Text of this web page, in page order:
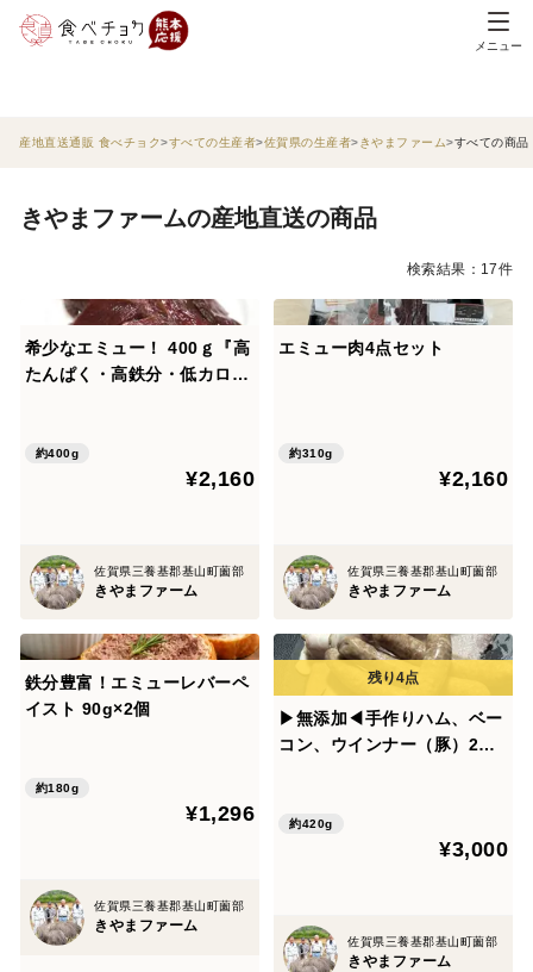
メニュー
産地直送通販 食べチョク すべての生産者 佐賀県の生産者 きやまファーム すべての商品
きやまファームの産地直送の商品
検索結果：17件
希少なエミュー！ 400ｇ『高
たんぱく・高鉄分・低カロリ
約400g
¥2,160
佐賀県三養基郡基山町薗部
きやまファーム
エミュー肉4点セット
約310g
¥2,160
佐賀県三養基郡基山町薗部
きやまファーム
鉄分豊富！エミューレバーペ
イスト 90g×2個
約180g
¥1,296
佐賀県三養基郡基山町薗部
きやまファーム
▶無添加◀手作りハム、ベー
コン、ウインナー（豚）2セ
約420g
¥3,000
佐賀県三養基郡基山町薗部
きやまファーム